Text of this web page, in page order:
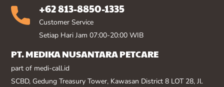
+62 813-8850-1335
Customer Service
Setiap Hari Jam 07:00-20:00 WIB
PT. MEDIKA NUSANTARA PETCARE
part of medi-call.id
SCBD, Gedung Treasury Tower, Kawasan District 8 LOT 28, Jl.